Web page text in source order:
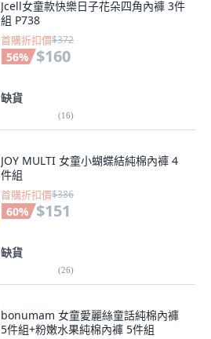
Jcell女童款快樂日子花朵四角內褲 3件
組 P738
首購折扣價$372
56% $160
缺貨
(16)
JOY MULTI 女童小蝴蝶結純棉內褲 4
件組
首購折扣價$386
60% $151
缺貨
(26)
bonumam 女童愛麗絲童話純棉內褲
5件組+粉嫩水果純棉內褲 5件組